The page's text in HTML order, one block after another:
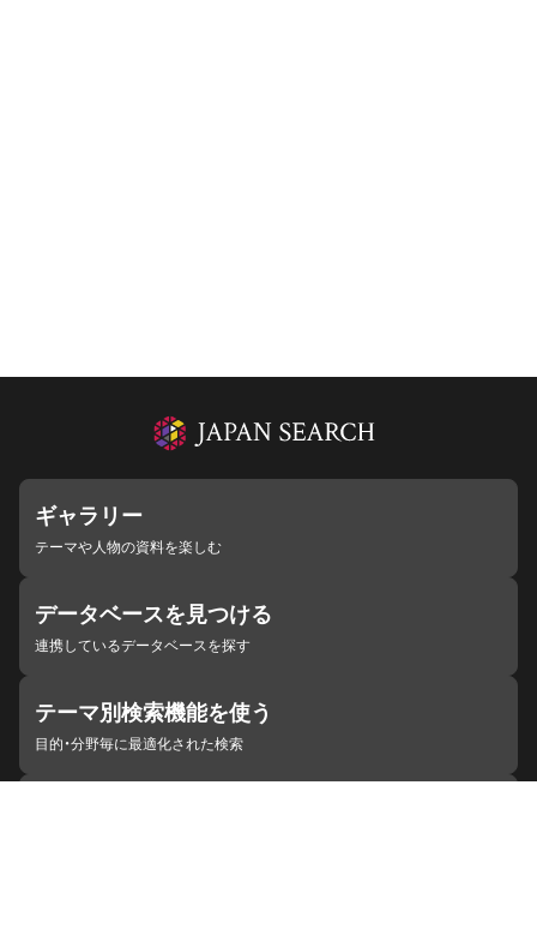
ギャラリー
テーマや人物の資料を楽しむ
データベースを見つける
連携しているデータベースを探す
テーマ別検索機能を使う
目的・分野毎に最適化された検索